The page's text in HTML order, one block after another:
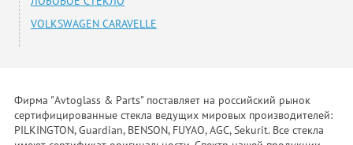
VOLKSWAGEN CARAVELLE
Фирма "Avtoglass & Parts" поставляет на российский рынок
сертифицированные стекла ведущих мировых производителей:
PILKINGTON, Guardian, BENSON, FUYAO, AGC, Sekurit. Все стекла